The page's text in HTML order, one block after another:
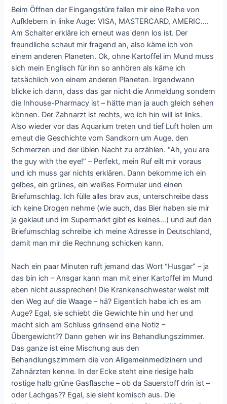
Beim Öffnen der Eingangstüre fallen mir eine Reihe von
Aufklebern in linke Auge: VISA, MASTERCARD, AMERIC….
Am Schalter erkläre ich erneut was denn los ist. Der
freundliche schaut mir fragend an, also käme ich von
einem anderen Planeten. Ok, ohne Kartoffel im Mund muss
sich mein Englisch für ihn so anhören als käme ich
tatsächlich von einem anderen Planeten. Irgendwann
blicke ich dann, dass das gar nicht die Anmeldung sondern
die Inhouse-Pharmacy ist – hätte man ja auch gleich sehen
können. Der Zahnarzt ist rechts, wo ich hin will ist links.
Also wieder vor das Aquarium treten und tief Luft holen um
erneut die Geschichte vom Sandkorn um Auge, den
Schmerzen und der üblen Nacht zu erzählen. “Ah, you are
the guy with the eye!” – Perfekt, mein Ruf eilt mir voraus
und ich muss gar nichts erklären. Dann bekomme ich ein
gelbes, ein grünes, ein weißes Formular und einen
Briefumschlag. Ich fülle alles brav aus, unterschreibe dass
ich keine Drogen nehme (wie auch, das Bier haben sie mir
ja geklaut und im Supermarkt gibt es keines…) und auf den
Briefumschlag schreibe ich meine Adresse in Deutschland,
damit man mir die Rechnung schicken kann.
Nach ein paar Minuten ruft jemand das Wort “Husgar” – ja
das bin ich – Ansgar kann man mit einer Kartoffel im Mund
eben nicht aussprechen! Die Krankenschwester weist mit
den Weg auf die Waage – hä? Eigentlich habe ich es am
Auge? Egal, sie schiebt die Gewichte hin und her und
macht sich am Schluss grinsend eine Notiz –
Übergewicht?? Dann gehen wir ins Behandlungszimmer.
Das ganze ist eine Mischung aus den
Behandlungszimmern die von Allgemeinmedizinern und
Zahnärzten kenne. In der Ecke steht eine riesige halb
rostige halb grüne Gasflasche – ob da Sauerstoff drin ist –
oder Lachgas?? Egal, sie sieht komisch aus. Die